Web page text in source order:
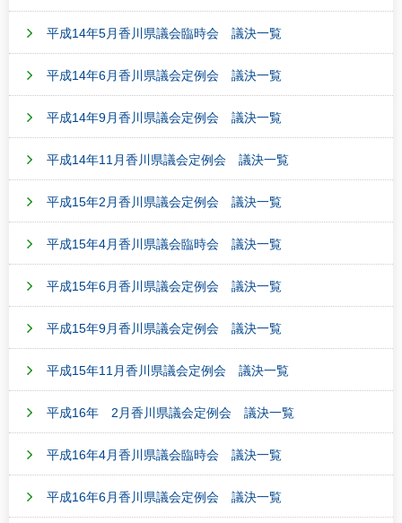
平成14年5月香川県議会臨時会 議決一覧
平成14年6月香川県議会定例会 議決一覧
平成14年9月香川県議会定例会 議決一覧
平成14年11月香川県議会定例会 議決一覧
平成15年2月香川県議会定例会 議決一覧
平成15年4月香川県議会臨時会 議決一覧
平成15年6月香川県議会定例会 議決一覧
平成15年9月香川県議会定例会 議決一覧
平成15年11月香川県議会定例会 議決一覧
平成16年 2月香川県議会定例会 議決一覧
平成16年4月香川県議会臨時会 議決一覧
平成16年6月香川県議会定例会 議決一覧